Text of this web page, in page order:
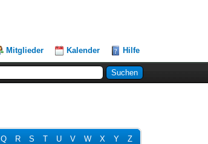
Mitglieder Kalender Hilfe
Q R S T U V W X Y Z